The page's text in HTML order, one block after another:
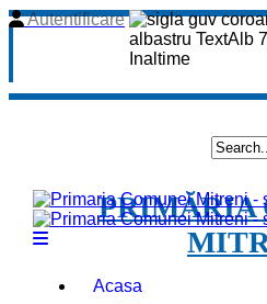
Autentificare
PRIMĂRIA
Acasa